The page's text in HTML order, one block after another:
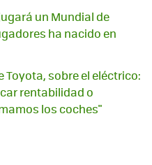
un Mundial de
ha nacido en
Toyota, sobre el eléctrico:
rentabilidad o
los coches"